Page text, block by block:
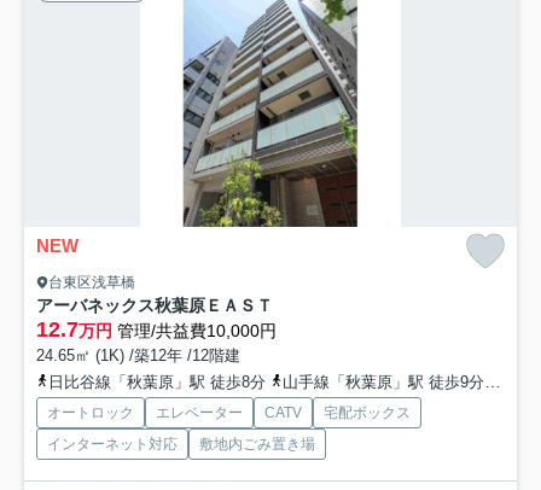
NEW
台東区浅草橋
アーバネックス秋葉原ＥＡＳＴ
12.7万円 管理/共益費10,000円
24.65㎡ (1K) /築12年 /12階建
日比谷線「秋葉原」駅 徒歩8分
山手線「秋葉原」駅 徒歩9分
オートロック エレベーター CATV
宅配ボックス
インターネット対応
敷地内ごみ置き場